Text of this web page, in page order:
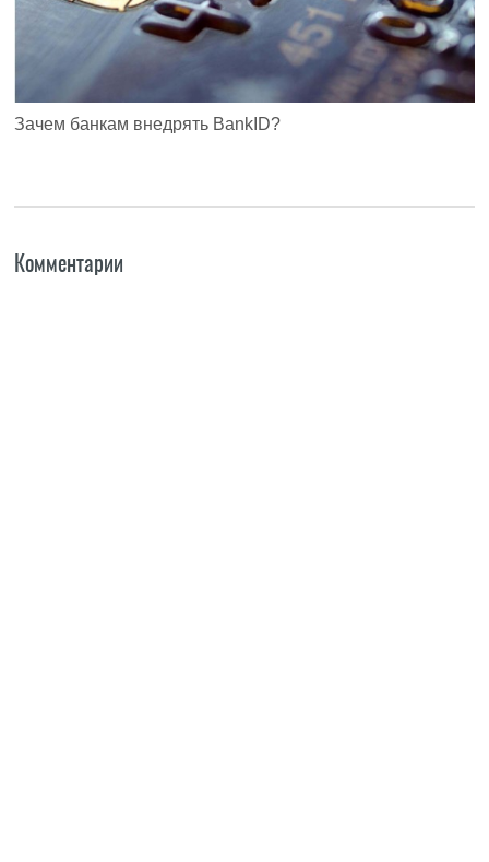
Зачем банкам внедрять BankID?
Комментарии